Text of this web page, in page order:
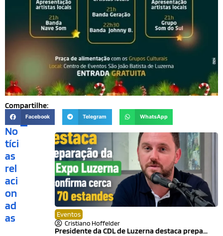
Compartilhe:
Facebook Telegram WhatsApp
No
tíci
as
rel
aci
on
ad
as
Eventos
Cristiano Hoffelder
Presidente da CDL de Luzerna destaca prepa...